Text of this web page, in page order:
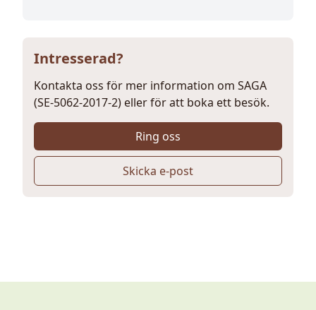
Intresserad?
Kontakta oss för mer information om SAGA
(SE-5062-2017-2) eller för att boka ett besök.
Ring oss
Skicka e-post